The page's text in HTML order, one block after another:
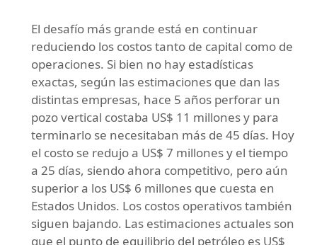
El desafío más grande está en continuar
reduciendo los costos tanto de capital como de
operaciones. Si bien no hay estadísticas
exactas, según las estimaciones que dan las
distintas empresas, hace 5 años perforar un
pozo vertical costaba US$ 11 millones y para
terminarlo se necesitaban más de 45 días. Hoy
el costo se redujo a US$ 7 millones y el tiempo
a 25 días, siendo ahora competitivo, pero aún
superior a los US$ 6 millones que cuesta en
Estados Unidos. Los costos operativos también
siguen bajando. Las estimaciones actuales son
que el punto de equilibrio del petróleo es US$